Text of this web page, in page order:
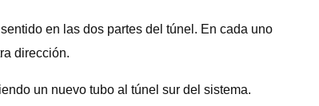
en las dos partes del túnel. En cada uno
dirección.
un nuevo tubo al túnel sur del sistema.